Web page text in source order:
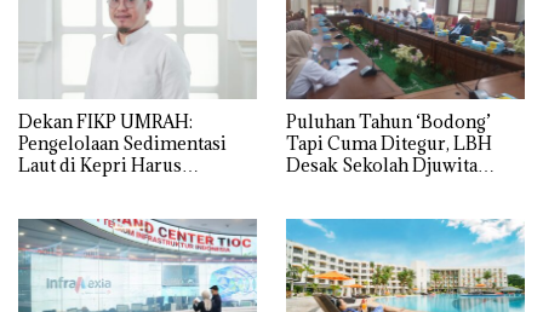
Dekan FIKP UMRAH:
Pengelolaan Sedimentasi
Laut di Kepri Harus
dengan Konservasi
Puluhan Tahun ‘Bodong’
Tapi Cuma Ditegur, LBH
Desak Sekolah Djuwita